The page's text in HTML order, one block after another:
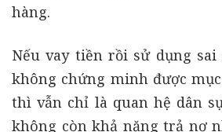
hàng.
Nếu vay tiền rồi sử dụng
không chứng minh được
thì vẫn chỉ là quan hệ dân
không còn khả năng trả nợ